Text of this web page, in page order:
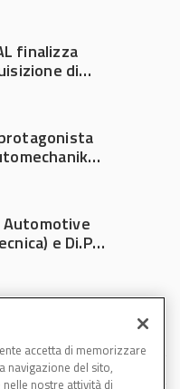
finalizza
di
Automotive
e Di.Pa.
accetta di memorizzare
navigazione del sito,
nostre attività di